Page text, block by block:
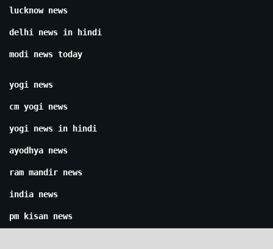
lucknow news
delhi news in hindi
modi news today
yogi news
cm yogi news
yogi news in hindi
ayodhya news
ram mandir news
india news
pm kisan news